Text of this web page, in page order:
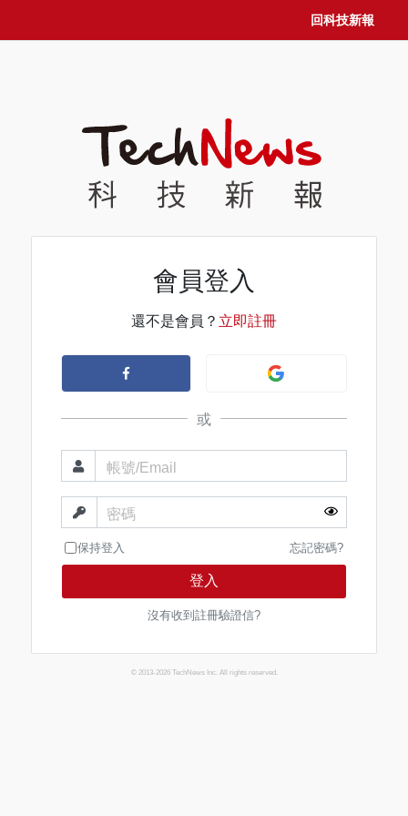
回科技新報
會員登入
還不是會員？ 立即註冊
或
帳號/Email
密碼
保持登入 忘記密碼?
登入
沒有收到註冊驗證信?
© 2013-2026 TechNews Inc. All rights reserved.